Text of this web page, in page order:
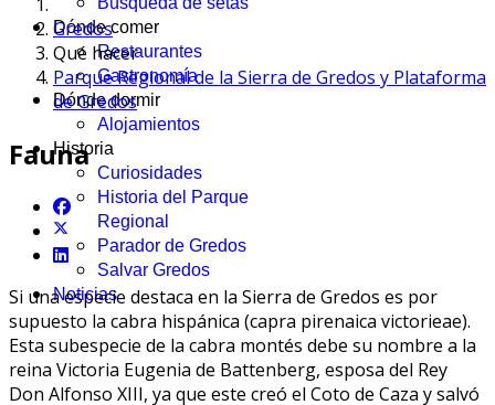
Dónde comer
Restaurantes
Gastronomía
Dónde dormir
Alojamientos
Historia
Curiosidades
Historia del Parque
Regional
Parador de Gredos
Salvar Gredos
Noticias
Gredos
Qué hacer
Parque Regional de la Sierra de Gredos y Plataforma
de Gredos
Fauna
Si una especie destaca en la Sierra de Gredos es por
supuesto la cabra hispánica (capra pirenaica victorieae).
Esta subespecie de la cabra montés debe su nombre a la
reina Victoria Eugenia de Battenberg, esposa del Rey
Don Alfonso XIII, ya que este creó el Coto de Caza y salvó